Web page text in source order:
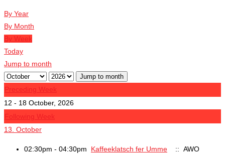
By Year
By Month
By Week
Today
Jump to month
Jump to month
Preceding Week
12 - 18 October, 2026
Following Week
13. October
02:30pm - 04:30pm Kaffeeklatsch fer Umme :: AWO